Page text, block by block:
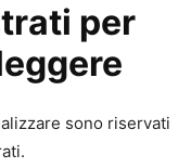
per
sono riservati